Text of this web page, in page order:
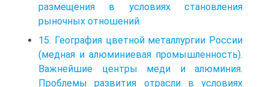
размещения в условиях становления
рыночных отношений.
15. География цветной металлургии России
(медная и алюминиевая промышленность).
Важнейшие центры меди и алюминия.
Проблемы развития отрасли в условиях